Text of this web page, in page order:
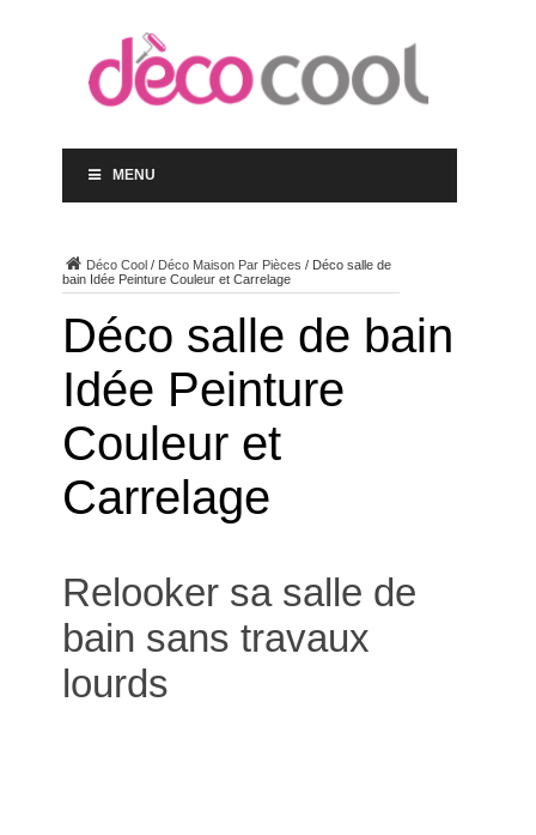
MENU
Déco Cool/ Déco Maison Par Pièces / Déco salle de
bain Idée Peinture Couleur et Carrelage
Déco salle de bain
Idée Peinture
Couleur et
Carrelage
Relooker sa salle de
bain sans travaux
lourds